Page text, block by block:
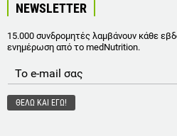
NEWSLETTER
15.000 συνδρομητές λαμβάνουν κάθε
ενημέρωση από το medNutrition.